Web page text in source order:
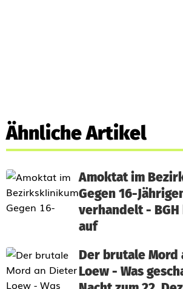
Ähnliche Artikel
Amoktat im
Gegen 16-
verhandelt -
auf
Der brutale Mord
Loew - Was